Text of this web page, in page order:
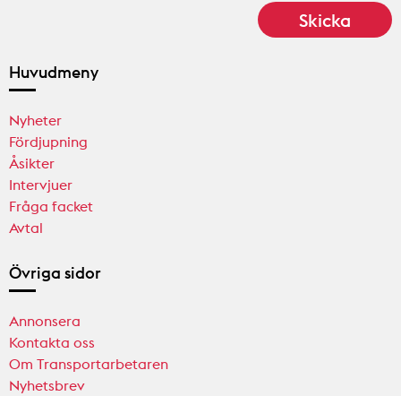
Huvudmeny
Nyheter
Fördjupning
Åsikter
Intervjuer
Fråga facket
Avtal
Övriga sidor
Annonsera
Kontakta oss
Om Transportarbetaren
Nyhetsbrev